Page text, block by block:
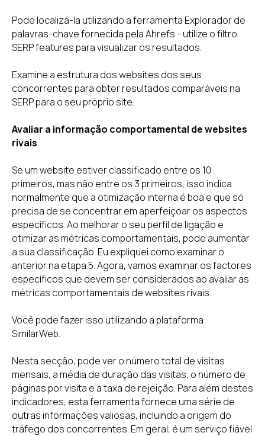
Pode localizá-la utilizando a ferramenta Explorador de
palavras-chave fornecida pela Ahrefs - utilize o filtro
SERP features para visualizar os resultados.
Examine a estrutura dos websites dos seus
concorrentes para obter resultados comparáveis na
SERP para o seu próprio site.
Avaliar a informação comportamental de websites
rivais
Se um website estiver classificado entre os 10
primeiros, mas não entre os 3 primeiros, isso indica
normalmente que a otimização interna é boa e que só
precisa de se concentrar em aperfeiçoar os aspectos
específicos. Ao melhorar o seu perfil de ligação e
otimizar as métricas comportamentais, pode aumentar
a sua classificação. Eu expliquei como examinar o
anterior na etapa 5. Agora, vamos examinar os factores
específicos que devem ser considerados ao avaliar as
métricas comportamentais de websites rivais.
Você pode fazer isso utilizando a plataforma
SimilarWeb.
Nesta secção, pode ver o número total de visitas
mensais, a média de duração das visitas, o número de
páginas por visita e a taxa de rejeição. Para além destes
indicadores, esta ferramenta fornece uma série de
outras informações valiosas, incluindo a origem do
tráfego dos concorrentes. Em geral, é um serviço fiável